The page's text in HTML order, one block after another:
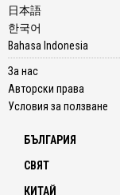
日本語
한국어
Bahasa Indonesia
За нас
Авторски права
Условия за ползване
БЪЛГАРИЯ
СВЯТ
КИТАЙ